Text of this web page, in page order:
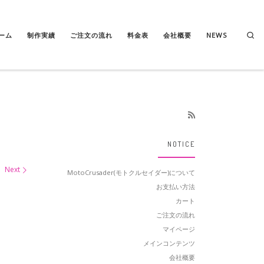
ム 制作実績 ご注文の流れ 料金表 会社概要 NEWS
Next
NOTICE
MotoCrusader(モトクルセイダー)について
お支払い方法
カート
ご注文の流れ
マイページ
メインコンテンツ
会社概要